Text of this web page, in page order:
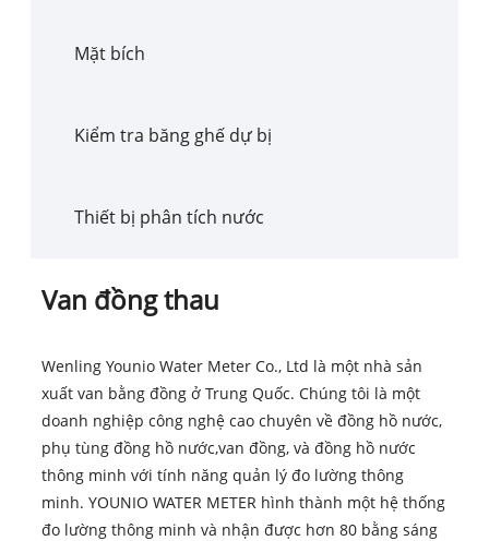
Mặt bích
Kiểm tra băng ghế dự bị
Thiết bị phân tích nước
Van đồng thau
Wenling Younio Water Meter Co., Ltd là một nhà sản
xuất van bằng đồng ở Trung Quốc. Chúng tôi là một
doanh nghiệp công nghệ cao chuyên về đồng hồ nước,
phụ tùng đồng hồ nước,van đồng, và đồng hồ nước
thông minh với tính năng quản lý đo lường thông
minh. YOUNIO WATER METER hình thành một hệ thống
đo lường thông minh và nhận được hơn 80 bằng sáng